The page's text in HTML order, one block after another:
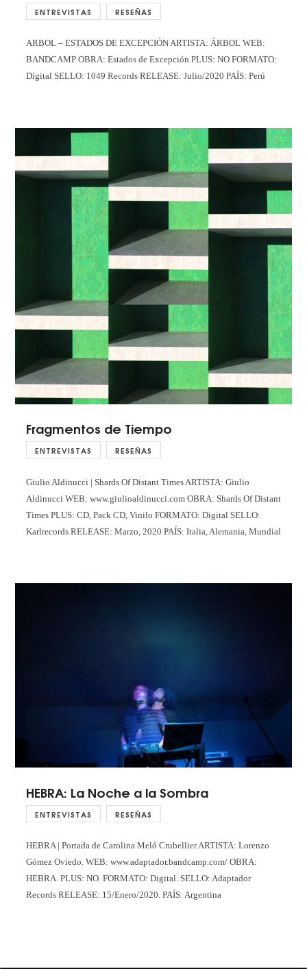
ENTREVISTAS RESEÑAS
ARBOL – ESTADOS DE EXCEPCIÓN ARTISTA: ÁRBOL WEB:
BANDCAMP OBRA: Estados de Excepción PLUS: NO FORMATO:
Digital SELLO: 1049 Records RELEASE: Julio/2020 PAÍS: Perú
Fragmentos de Tiempo
ENTREVISTAS RESEÑAS
Giulio Aldinucci | Shards Of Distant Times ARTISTA: Giulio
Aldinucci WEB: www.giulioaldinucci.com OBRA: Shards Of Distant
Times PLUS: CD, Pack CD, Vinilo FORMATO: Digital SELLO:
Karlrecords RELEASE: Marzo, 2020 PAÍS: Italia, Alemania, Mundial
HEBRA: La Noche a la Sombra
ENTREVISTAS RESEÑAS
HEBRA | Portada de Carolina Meló Crubellier ARTISTA: Lorenzo
Gómez Oviedo. WEB: www.adaptador.bandcamp.com/ OBRA:
HEBRA. PLUS: NO. FORMATO: Digital. SELLO: Adaptador
Records RELEASE: 15/Enero/2020. PAÍS: Argentina